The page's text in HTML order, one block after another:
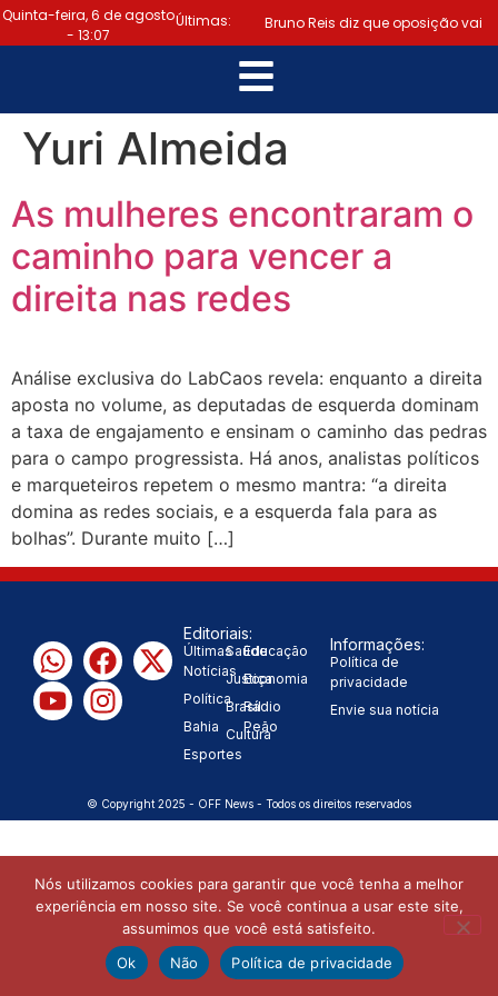
Quinta-feira, 6 de agosto
- 13:07
Últimas: Bruno Reis diz que oposição vai
escolher melhor estratégia para
vencer eleição nacional |
Último dia: prazo para regularizar
situação eleitoral e emitir título
termina hoje (6) |
Júnior luta em prol dos profissionais
de Lauro de Freitas disponibiliza
serviço gratuito de alertas de
emergência para população
caminhar com Flávio Bolsonaro”, diz
Junior Marabá
Jesus discorda de Zema sobre fim
do Bolsa Família: “Precisamos dar
evoluírem” |
Yuri Almeida
As mulheres encontraram o
caminho para vencer a
direita nas redes
Análise exclusiva do LabCaos revela: enquanto a direita
aposta no volume, as deputadas de esquerda dominam
a taxa de engajamento e ensinam o caminho das pedras
para o campo progressista. Há anos, analistas políticos
e marqueteiros repetem o mesmo mantra: “a direita
domina as redes sociais, e a esquerda fala para as
bolhas”. Durante muito […]
Editoriais:
Últimas
Notícias
Política
Bahia
Esportes
Saúde
Justiça
Brasil
Cultura
Educação
Economia
Rádio
Peão
Informações:
Política de
privacidade
Envie sua notícia
© Copyright 2025 - OFF News - Todos os direitos reservados
Nós utilizamos cookies para garantir que você tenha a melhor
experiência em nosso site. Se você continua a usar este site,
assumimos que você está satisfeito.
Ok
Não Política de privacidade